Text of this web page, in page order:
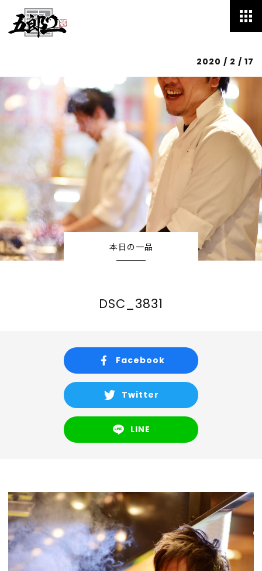
2020 / 2 / 17
DSC_3831
Facebook
Twitter
LINE
HOME
Menu
Speciality
Blog
Staff
Recruit
Store info
CORE COMPANY